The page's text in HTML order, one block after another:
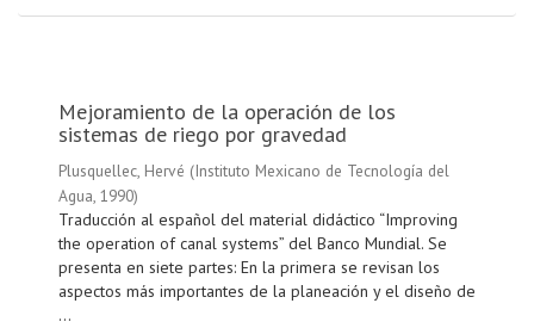
Mejoramiento de la operación de los
sistemas de riego por gravedad
Plusquellec, Hervé (Instituto Mexicano de Tecnología del
Agua, 1990)
Traducción al español del material didáctico “Improving
the operation of canal systems” del Banco Mundial. Se
presenta en siete partes: En la primera se revisan los
aspectos más importantes de la planeación y el diseño de
...